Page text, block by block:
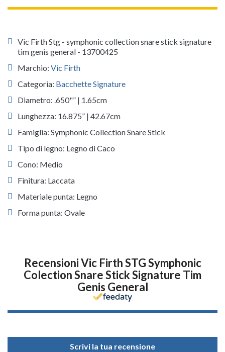
Vic Firth Stg - symphonic collection snare stick signature
tim genis general - 13700425
Marchio: Vic Firth
Categoria: Bacchette Signature
Diametro: .650"” | 1.65cm
Lunghezza: 16.875” | 42.67cm
Famiglia: Symphonic Collection Snare Stick
Tipo di legno: Legno di Caco
Cono: Medio
Finitura: Laccata
Materiale punta: Legno
Forma punta: Ovale
Recensioni Vic Firth STG Symphonic
Colection Snare Stick Signature Tim
Genis General
Scrivi la tua recensione